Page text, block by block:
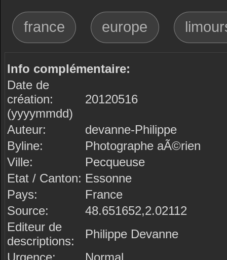
france europe
Info complémentaire:
Date de
création:
(yyyymmdd)
20120516
Auteur:
devanne-Philippe
Byline:
Photographe aÃ©rien
Ville:
Pecqueuse
Etat / Canton: Essonne
Pays:
France
Source:
48.651652,2.02112
Editeur de
descriptions:
Philippe Devanne